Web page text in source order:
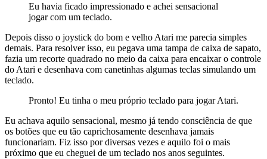
Eu havia ficado impressionado e achei sensacional
jogar com um teclado.
Depois disso o joystick do bom e velho Atari me parecia simples
demais. Para resolver isso, eu pegava uma tampa de caixa de sapato,
fazia um recorte quadrado no meio da caixa para encaixar o controle
do Atari e desenhava com canetinhas algumas teclas simulando um
teclado.
Pronto! Eu tinha o meu próprio teclado para jogar Atari.
Eu achava aquilo sensacional, mesmo já tendo consciência de que
os botões que eu tão caprichosamente desenhava jamais
funcionariam. Fiz isso por diversas vezes e aquilo foi o mais
próximo que eu cheguei de um teclado nos anos seguintes.